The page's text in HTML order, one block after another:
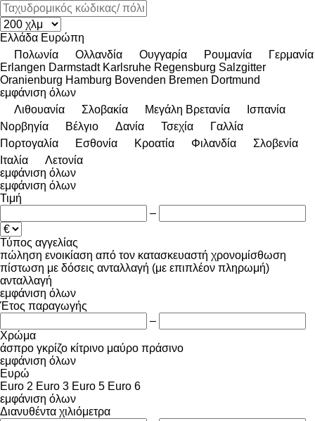
Ελλάδα Ευρώπη
Πολωνία
Ολλανδία Ουγγαρία Ρουμανία
Γερμανία
Erlangen Darmstadt Karlsruhe Regensburg Salzgitter
Oranienburg Hamburg Bovenden Bremen Dortmund
εμφάνιση όλων
Λιθουανία
Σλοβακία Μεγάλη Βρετανία
Ισπανία
Νορβηγία
Βέλγιο Δανία Τσεχία
Γαλλία
Πορτογαλία
Εσθονία Κροατία Φιλανδία
Σλοβενία
Ιταλία
Λετονία
εμφάνιση όλων
εμφάνιση όλων
Τιμή
–
Τύπος αγγελίας
πώληση ενοικίαση από τον κατασκευαστή χρονομίσθωση
πίστωση με δόσεις ανταλλαγή (με επιπλέον πληρωμή)
ανταλλαγή
εμφάνιση όλων
Έτος παραγωγής
–
Χρώμα
άσπρο γκρίζο κίτρινο μαύρο πράσινο
εμφάνιση όλων
Ευρώ
Euro 2 Euro 3 Euro 5 Euro 6
εμφάνιση όλων
Διανυθέντα χιλιόμετρα